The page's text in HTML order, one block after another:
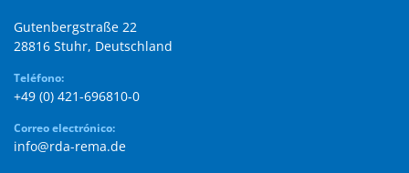
Gutenbergstraße 22
28816 Stuhr, Deutschland
Teléfono:
+49 (0) 421-696810-0
Correo electrónico:
info@rda-rema.de